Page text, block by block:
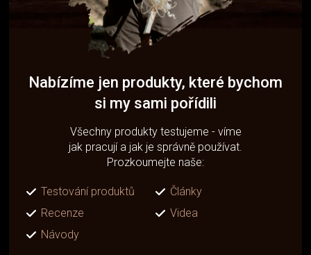
Nabízíme jen produkty, které bychom
si my sami pořídili
Všechny produkty testujeme - víme
jak pracují a jak je správně používat.
Prozkoumejte naše:
Testování produktů
Články
Recenze
Videa
Návody